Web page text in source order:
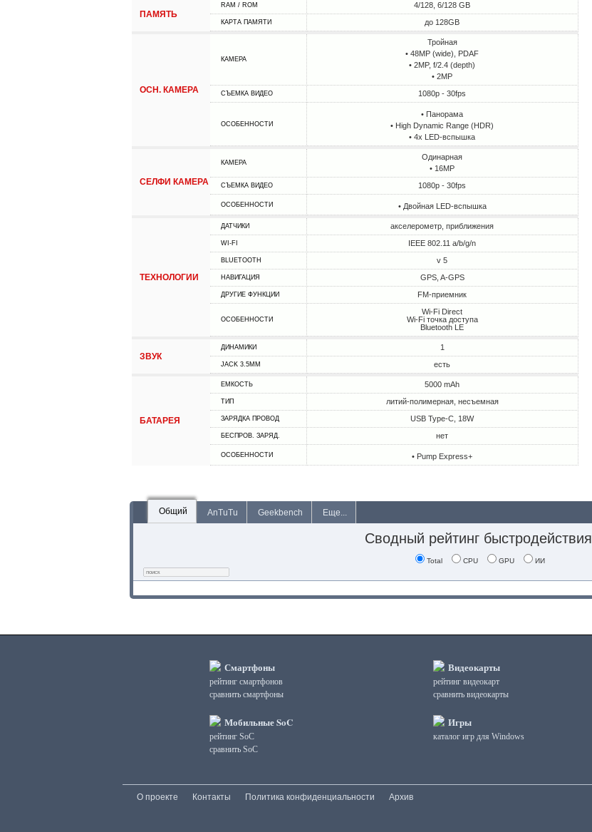
ПАМЯТЬ
RAM / ROM 4/128, 6/128 GB
КАРТА ПАМЯТИ до 128GB
ОСН. КАМЕРА
КАМЕРА
Тройная
• 48MP (wide), PDAF
• 2MP, f/2.4 (depth)
• 2MP
СЪЕМКА ВИДЕО 1080p - 30fps
ОСОБЕННОСТИ
• Панорама
• High Dynamic Range (HDR)
• 4х LED-вспышка
СЕЛФИ КАМЕРА
КАМЕРА
Одинарная
• 16MP
СЪЕМКА ВИДЕО 1080p - 30fps
ОСОБЕННОСТИ • Двойная LED-вспышка
ТЕХНОЛОГИИ
ДАТЧИКИ акселерометр, приближения
WI-FI IEEE 802.11 a/b/g/n
BLUETOOTH v 5
НАВИГАЦИЯ GPS, A-GPS
ДРУГИЕ ФУНКЦИИ FM-приемник
ОСОБЕННОСТИ
Wi-Fi Direct
Wi-Fi точка доступа
Bluetooth LE
ЗВУК
ДИНАМИКИ 1
JACK 3.5MM есть
БАТАРЕЯ
ЕМКОСТЬ 5000 mAh
ТИП литий-полимерная, несъемная
ЗАРЯДКА ПРОВОД USB Type-C, 18W
БЕСПРОВ. ЗАРЯД. нет
ОСОБЕННОСТИ • Pump Express+
Общий AnTuTu Geekbench Еще...
Сводный рейтинг быстродействия
Total CPU GPU ИИ
Смартфоны
рейтинг смартфонов
сравнить смартфоны
Мобильные SoC
рейтинг SoC
сравнить SoC
Видеокарты
рейтинг видеокарт
сравнить видеокарты
Игры
каталог игр для Windows
О проекте Контакты Политика конфиденциальности Архив